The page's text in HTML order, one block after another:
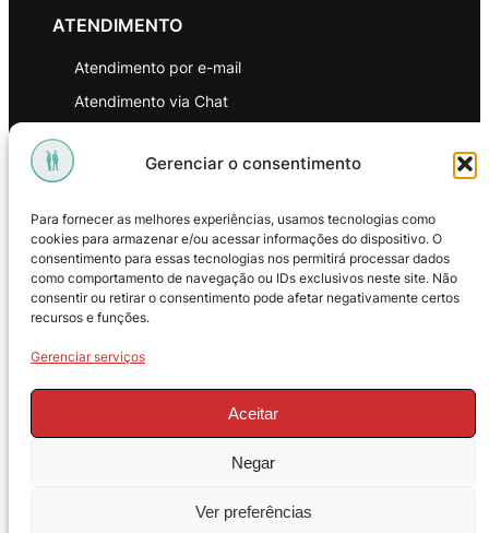
Gerenciar o consentimento
Para fornecer as melhores experiências, usamos tecnologias como
cookies para armazenar e/ou acessar informações do dispositivo. O
consentimento para essas tecnologias nos permitirá processar dados
como comportamento de navegação ou IDs exclusivos neste site. Não
consentir ou retirar o consentimento pode afetar negativamente certos
recursos e funções.
Gerenciar serviços
Aceitar
Negar
Ver preferências
ATENDIMENTO
Atendimento por e-mail
Atendimento via Chat
Política de Privacidade
Política de Troca e Devoluções
Política de Reembolso
18.269.230/0001-16. Todos os direitos